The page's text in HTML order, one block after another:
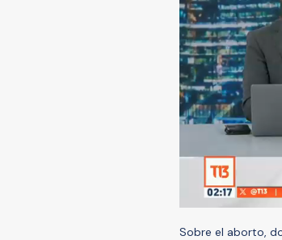
Sobre el aborto,